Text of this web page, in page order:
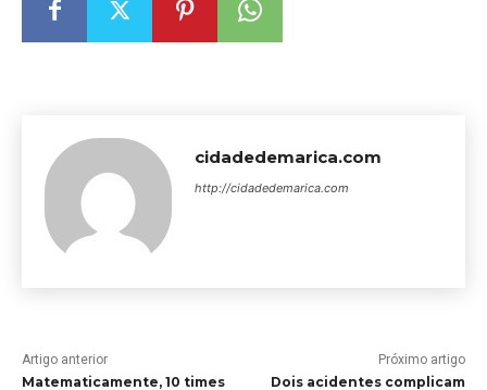
cidadedemarica.com
http://cidadedemarica.com
Artigo anterior
Matematicamente, 10 times
Próximo artigo
Dois acidentes complicam